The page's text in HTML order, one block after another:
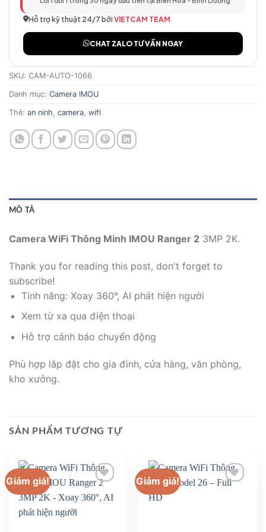
Hỗ trợ kỹ thuật 24/7 bởi VIETCAM TEAM
CHAT ZALO TƯ VẤN NGAY
SKU: CAM-AUTO-1066
Danh mục: Camera IMOU
Thẻ: an ninh camera wifi
MÔ TẢ
Camera WiFi Thông Minh IMOU Ranger 2 3MP 2K.
Thank you for reading this post, don't forget to
subscribe!
Tính năng: Xoay 360°, AI phát hiện người
Xem từ xa qua điện thoại
Hỗ trợ cảnh báo chuyển động
Phù hợp lắp đặt cho gia đình, cửa hàng, văn phòng,
kho xưởng.
SẢN PHẨM TƯƠNG TỰ
Giảm giá! Giảm giá!